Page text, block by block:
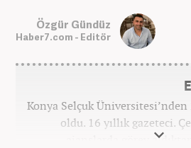
Özgür Gündüz
Haber7.com - Editör
Konya Selçuk Üniversitesi’nden
oldu. 16 yıllık gazeteci.
ajanslarda görev